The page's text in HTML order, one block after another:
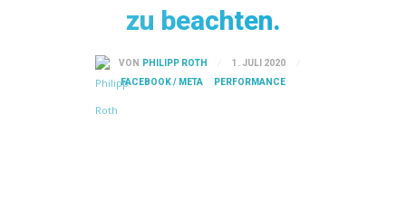
zu beachten.
VON PHILIPP ROTH
1. JULI 2020
FACEBOOK / META
PERFORMANCE